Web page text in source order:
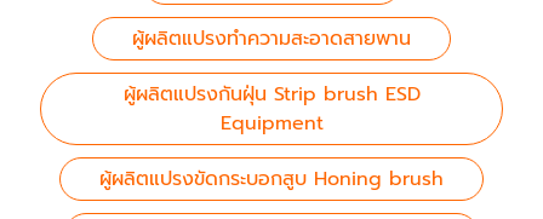
ผู้ผลิตแปรงทำความสะอาดสายพาน
ผู้ผลิตแปรงกันฝุ่น Strip brush ESD
Equipment
ผู้ผลิตแปรงขัดกระบอกสูบ Honing brush